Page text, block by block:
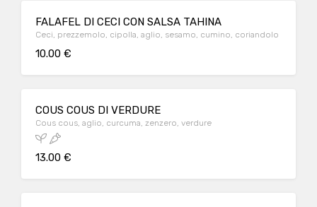
FALAFEL DI CECI CON SALSA TAHINA
Ceci, prezzemolo, cipolla, aglio, sesamo, cumino, coriandolo
10.00 €
COUS COUS DI VERDURE
Cous cous, aglio, curcuma, zenzero, verdure
13.00 €